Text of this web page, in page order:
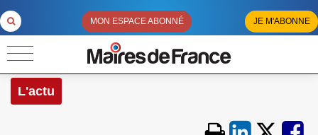
MON ESPACE ABONNÉ JE M'ABONNE
L'actu